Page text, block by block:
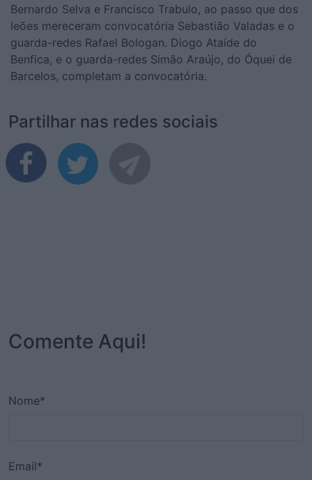
Bernardo Selva e Francisco Trabulo, ao passo que dos
leões mereceram convocatória Sebastião Valadas e o
guarda-redes Rafael Bologan. Diogo Ataíde do
Benfica, e o guarda-redes Simão Araújo, do Óquei de
Barcelos, completam a convocatória.
Partilhar nas redes sociais
Comente Aqui!
Nome*
Email*